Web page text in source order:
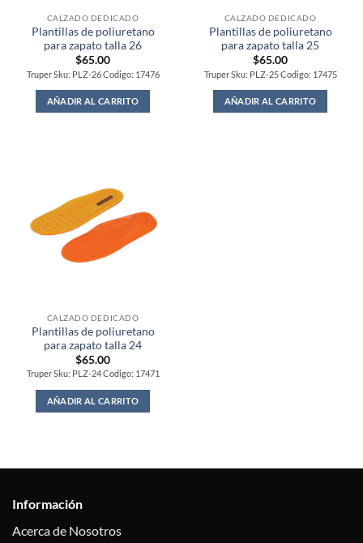
CALZADO DEDICADO
Plantillas de poliuretano
para zapato talla 26
$65.00
Truper Sku: PLZ-26 Codigo: 17476
AÑADIR AL CARRITO
CALZADO DEDICADO
Plantillas de poliuretano
para zapato talla 25
$65.00
Truper Sku: PLZ-25 Codigo: 17475
AÑADIR AL CARRITO
CALZADO DEDICADO
Plantillas de poliuretano
para zapato talla 24
$65.00
Truper Sku: PLZ-24 Codigo: 17471
AÑADIR AL CARRITO
Información
Acerca de Nosotros